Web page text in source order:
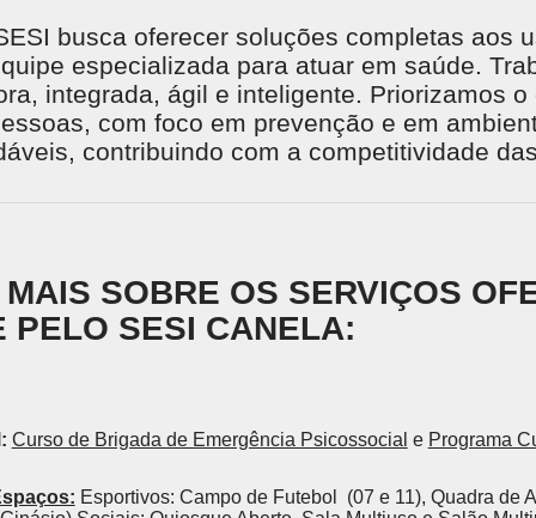
busca oferecer soluções completas aos
especializada para atuar em saúde.
integrada, ágil e inteligente. Priorizamos o
com foco em prevenção e em
contribuindo com a competitividade
SOBRE OS SERVIÇOS
PELO SESI CANELA:
Curso de Brigada de Emergência Psicossocial e Programa
Esportivos: Campo de Futebol (07 e 11), Quadra de